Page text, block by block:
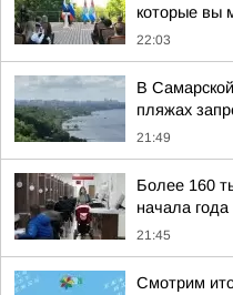
которые вы
22:03
В
пляжах
21:49
Более 160
начала
21:45
Смотрим